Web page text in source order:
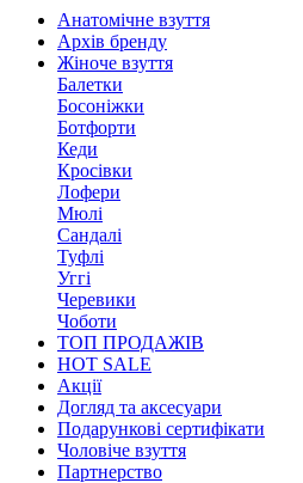
Анатомічне взуття
Архів бренду
Жіноче взуття
Балетки
Босоніжки
Ботфорти
Кеди
Кросівки
Лофери
Мюлі
Сандалі
Туфлі
Уггі
Черевики
Чоботи
ТОП ПРОДАЖІВ
HOT SALE
Акції
Догляд та аксесуари
Подарункові сертифікати
Чоловіче взуття
Партнерство